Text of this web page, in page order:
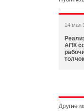
14 мая
АПК
Другие